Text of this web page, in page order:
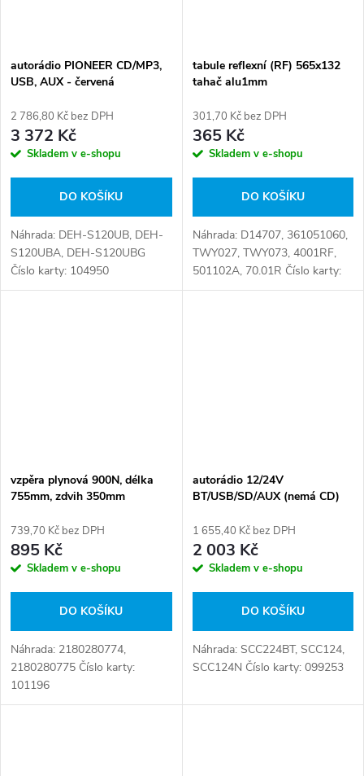
autorádio PIONEER CD/MP3,
USB, AUX - červená
2 786,80 Kč bez DPH
3 372 Kč
Skladem v e-shopu
DO KOŠÍKU
Náhrada: DEH-S120UB, DEH-
S120UBA, DEH-S120UBG
Číslo karty: 104950
tabule reflexní (RF) 565x132
tahač alu1mm
301,70 Kč bez DPH
365 Kč
Skladem v e-shopu
DO KOŠÍKU
Náhrada: D14707, 361051060,
TWY027, TWY073, 4001RF,
501102A, 70.01R Číslo karty:
101274
vzpěra plynová 900N, délka
755mm, zdvih 350mm
739,70 Kč bez DPH
895 Kč
Skladem v e-shopu
DO KOŠÍKU
Náhrada: 2180280774,
2180280775 Číslo karty:
101196
autorádio 12/24V
BT/USB/SD/AUX (nemá CD)
1 655,40 Kč bez DPH
2 003 Kč
Skladem v e-shopu
DO KOŠÍKU
Náhrada: SCC224BT, SCC124,
SCC124N Číslo karty: 099253